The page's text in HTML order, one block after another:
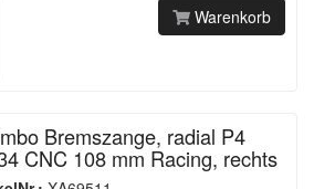
Warenkorb
Bremszange, radial P4
CNC 108 mm Racing, rechts